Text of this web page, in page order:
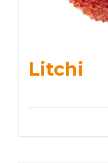
Litchi